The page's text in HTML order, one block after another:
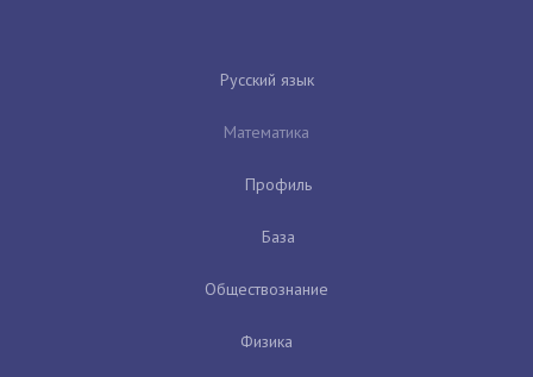
Русский язык
Математика
Профиль
База
Обществознание
Физика